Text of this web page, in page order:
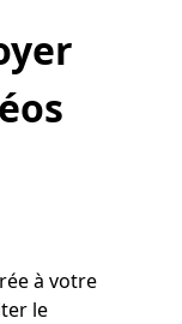
à votre
le